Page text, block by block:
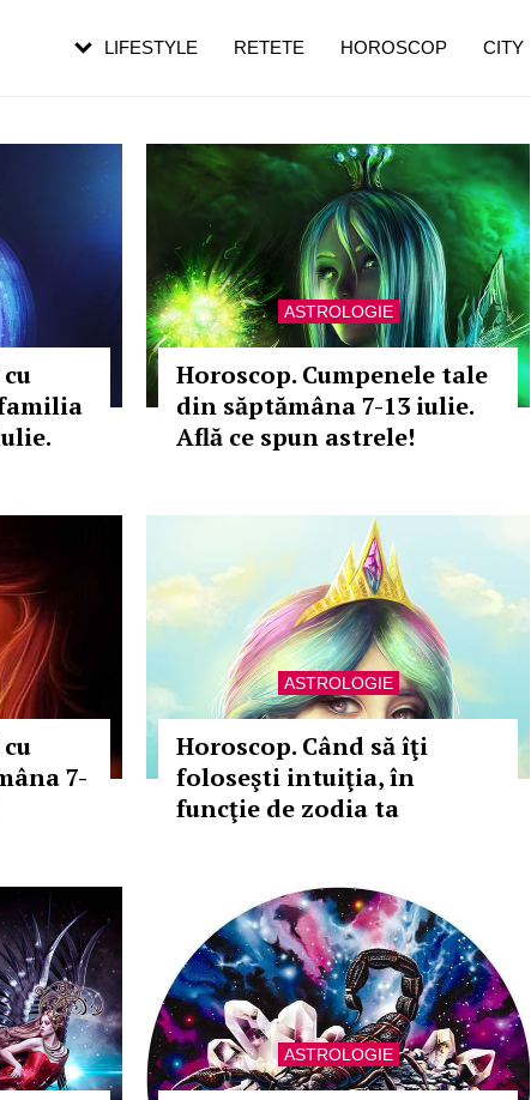
ASTROLOGIE
Horoscop. Cumpenele tale
din săptămâna 7-13 iulie.
Află ce spun astrele!
7-
ASTROLOGIE
Horoscop. Când să îţi
foloseşti intuiţia, în
funcţie de zodia ta
ASTROLOGIE
LIFESTYLE RETETE HOROSCOP CITY
înaintezi în vârstă
de dureroasă este investigația